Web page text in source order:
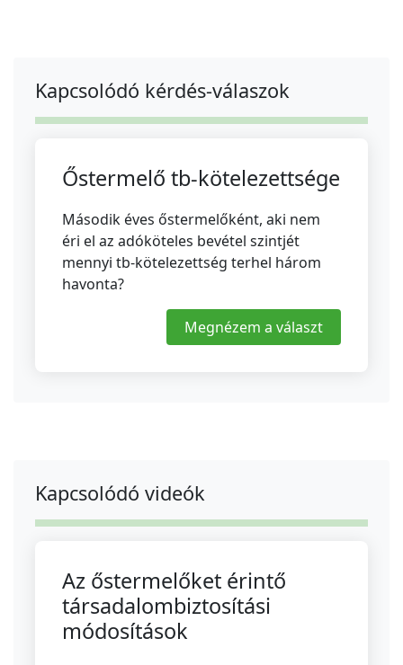
Kapcsolódó kérdés-válaszok
Őstermelő tb-kötelezettsége
Második éves őstermelőként, aki nem
éri el az adóköteles bevétel szintjét
mennyi tb-kötelezettség terhel három
havonta?
Megnézem a választ
Kapcsolódó videók
Az őstermelőket érintő
társadalombiztosítási
módosítások